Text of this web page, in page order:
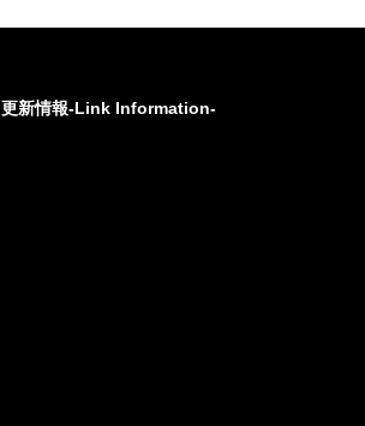
更新情報-Link Information-